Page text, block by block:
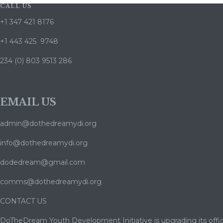
CALL US
+1 347 421 8176
+1 443 425 9748
234 (0) 803 9513 286
EMAIL US
admin@dothedreamydi.org
info@dothedreamydi.org
dodedream@gmail.com
comms@dothedreamydi.org
CONTACT US
DoTheDream Youth Development Initiative is upgrading its